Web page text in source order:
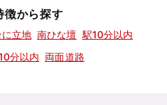
徴から探す
立地 南ひな壇 駅10分以内
分以内 両面道路